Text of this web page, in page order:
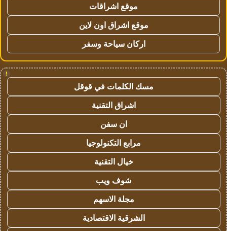
موقع اشراقات
موقع اشراق اون لاين
اركان سياحة وسفر
!
مسك الكلمات في قوقل
اشراق التقنية
ان سفن
مرابع التكنولوجيا
خيال التقنية
شوف ويب
مجلة الاسهم
الشرقية الاقتصادية